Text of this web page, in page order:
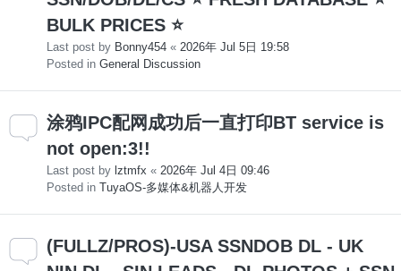
BULK PRICES ⭐
Last post by Bonny454 « 2026年 Jul 5日 19:58
Posted in General Discussion
涂鸦IPC配网成功后一直打印BT service is
not open:3!!
Last post by lztmfx « 2026年 Jul 4日 09:46
Posted in TuyaOS-多媒体&机器人开发
(FULLZ/PROS)-USA SSNDOB DL - UK